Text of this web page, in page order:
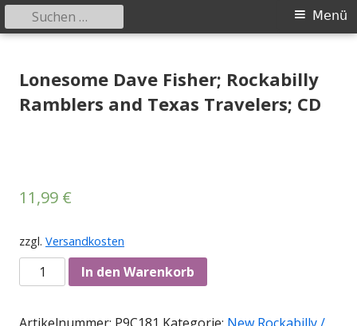
zum
Primäres
Menü
Suchen
nach:
Lonesome Dave Fisher; Rockabilly
Ramblers and Texas Travelers; CD
11,99 €
zzgl. Versandkosten
Anzahl In den Warenkorb